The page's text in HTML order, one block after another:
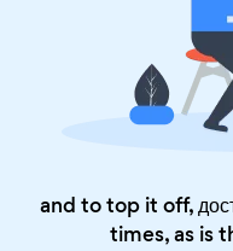
and to top it off,
times, as is